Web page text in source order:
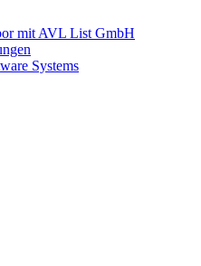
mit AVL List GmbH
Systems